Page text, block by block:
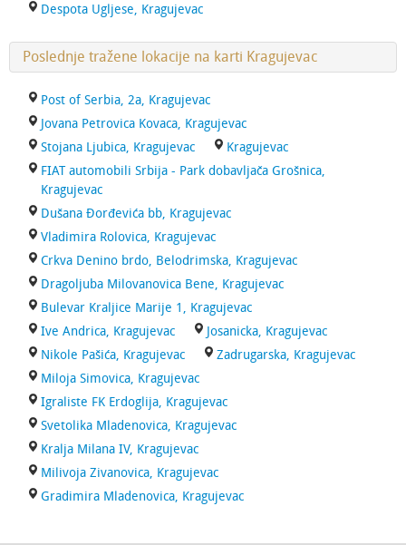
Despota Ugljese, Kragujevac
Poslednje tražene lokacije na karti Kragujevac
Post of Serbia, 2a, Kragujevac
Jovana Petrovica Kovaca, Kragujevac
Stojana Ljubica, Kragujevac
Kragujevac
FIAT automobili Srbija - Park dobavljača Grošnica,
Kragujevac
Dušana Đorđevića bb, Kragujevac
Vladimira Rolovica, Kragujevac
Crkva Denino brdo, Belodrimska, Kragujevac
Dragoljuba Milovanovica Bene, Kragujevac
Bulevar Kraljice Marije 1, Kragujevac
Ive Andrica, Kragujevac
Josanicka, Kragujevac
Nikole Pašića, Kragujevac
Zadrugarska, Kragujevac
Miloja Simovica, Kragujevac
Igraliste FK Erdoglija, Kragujevac
Svetolika Mladenovica, Kragujevac
Kralja Milana IV, Kragujevac
Milivoja Zivanovica, Kragujevac
Gradimira Mladenovica, Kragujevac